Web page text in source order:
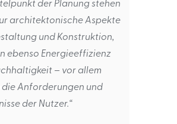
architektonische Aspekte
und Konstruktion,
ebenso Energieeffizienz
– vor allem
Anforderungen und
der Nutzer.“